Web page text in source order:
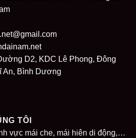
D2, KDC Lê Phong, Đông
An, Bình Dương
TÔI
vực mái che, mái hiên di động,…